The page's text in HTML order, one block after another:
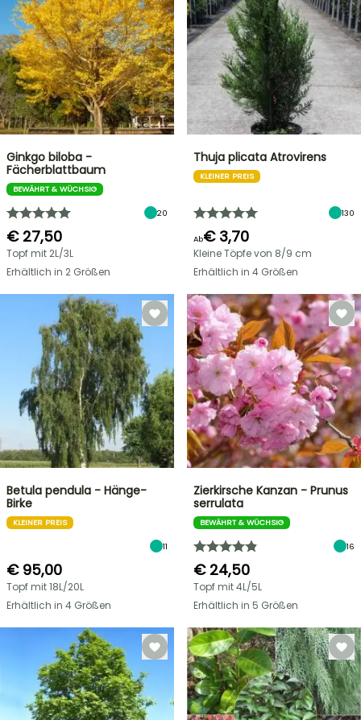
Ginkgo biloba -
Fächerblattbaum
BEWÄHRT & WÜCHSIG
20
€ 27,50
Topf mit 2L/3L
Erhältlich in 2 Größen
Thuja plicata Atrovirens
KLEINER PREIS
130
Ab€ 3,70
Kleine Töpfe von 8/9 cm
Erhältlich in 4 Größen
Betula pendula - Hänge-
Birke
KLEINER PREIS
11
€ 95,00
Topf mit 18L/20L
Erhältlich in 4 Größen
Zierkirsche Kanzan - Prunus
serrulata
BEWÄHRT & WÜCHSIG
16
€ 24,50
Topf mit 4L/5L
Erhältlich in 5 Größen